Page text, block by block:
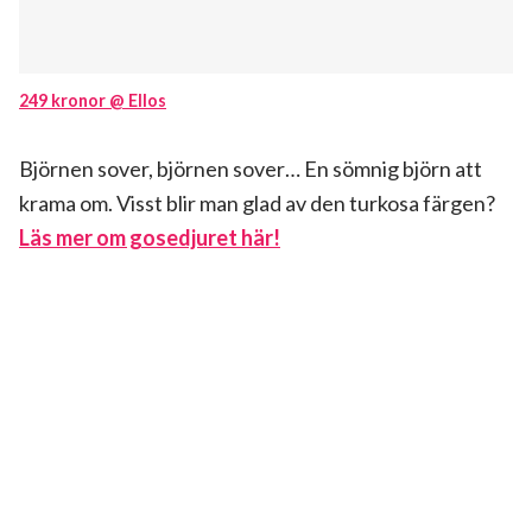
249 kronor @ Ellos
Björnen sover, björnen sover… En sömnig björn att
krama om. Visst blir man glad av den turkosa färgen?
Läs mer om gosedjuret här!